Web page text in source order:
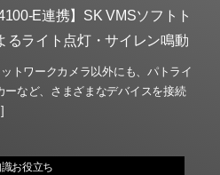
E連携】SK VMSソフトト
るライト点灯・サイレン鳴動
トワークカメラ以外にも、パトライ
ーなど、さまざまなデバイスを接続
お役立ち